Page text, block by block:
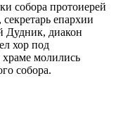
собора протоиерей
епархии
Дудник, диакон
хор под
молились
собора.